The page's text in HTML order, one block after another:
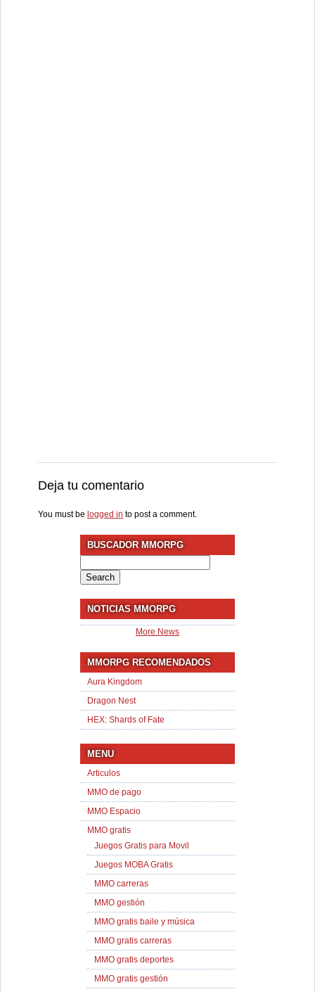
Deja tu comentario
You must be logged in to post a comment.
BUSCADOR MMORPG
for:
NOTICIAS MMORPG
More News
MMORPG RECOMENDADOS
Aura Kingdom
Dragon Nest
HEX: Shards of Fate
MENU
Articulos
MMO de pago
MMO Espacio
MMO gratis
Juegos Gratis para Movil
Juegos MOBA Gratis
MMO carreras
MMO gestión
MMO gratis baile y música
MMO gratis carreras
MMO gratis deportes
MMO gratis gestión